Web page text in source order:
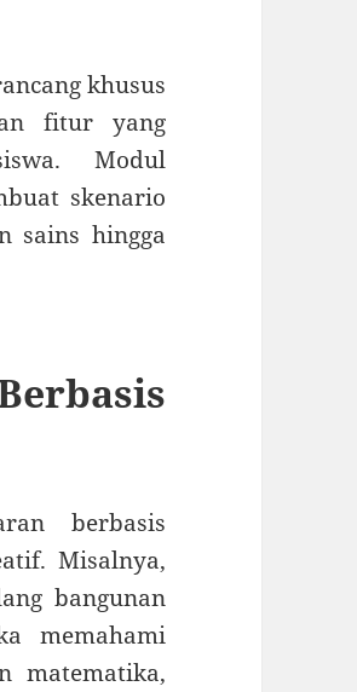
khusus
fitur yang
Modul
skenario
sains hingga
berbasis
Misalnya,
bangunan
memahami
matematika,